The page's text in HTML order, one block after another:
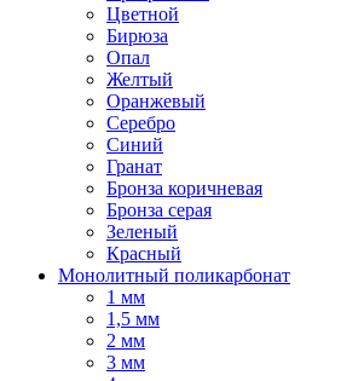
Цветной
Бирюза
Опал
Желтый
Оранжевый
Серебро
Синий
Гранат
Бронза коричневая
Бронза серая
Зеленый
Красный
Монолитный поликарбонат
1 мм
1,5 мм
2 мм
3 мм